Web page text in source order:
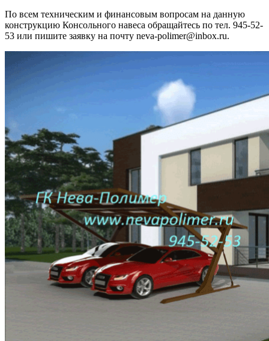
По всем техническим и финансовым вопросам на данную
конструкцию Консольного навеса обращайтесь по тел. 945-52-
53 или пишите заявку на почту neva-polimer@inbox.ru.